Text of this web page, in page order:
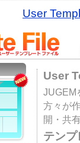
User
User
JUGEM
方々が
開・共
テン